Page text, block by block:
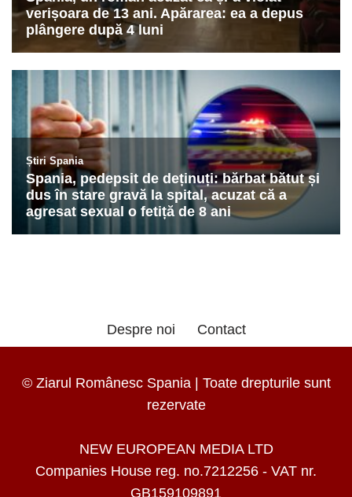
Despre noi Contact
© Ziarul Românesc Spania | Toate drepturile sunt
rezervate
NEW EUROPEAN MEDIA LTD
Companies House reg. no.7212256 - VAT nr.
GB159109891